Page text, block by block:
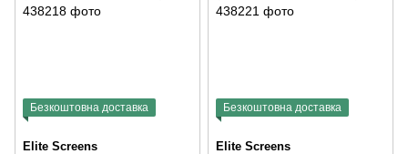
Безкоштовна доставка
Elite Screens
Безкоштовна доставка
Elite Screens